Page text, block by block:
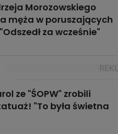
Morozowskiego
męża w poruszających
za wcześnie"
ze "ŚOPW" zrobili
"To była świetna